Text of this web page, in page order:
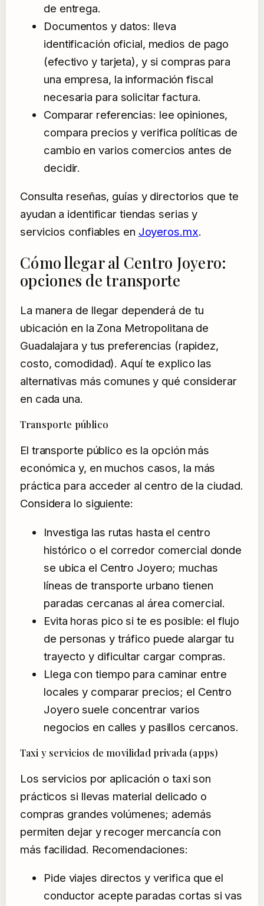
de entrega.
Documentos y datos: lleva
identificación oficial, medios de pago
(efectivo y tarjeta), y si compras para
una empresa, la información fiscal
necesaria para solicitar factura.
Comparar referencias: lee opiniones,
compara precios y verifica políticas de
cambio en varios comercios antes de
decidir.
Consulta reseñas, guías y directorios que te
ayudan a identificar tiendas serias y
servicios confiables en Joyeros.mx.
Cómo llegar al Centro Joyero:
opciones de transporte
La manera de llegar dependerá de tu
ubicación en la Zona Metropolitana de
Guadalajara y tus preferencias (rapidez,
costo, comodidad). Aquí te explico las
alternativas más comunes y qué considerar
en cada una.
Transporte público
El transporte público es la opción más
económica y, en muchos casos, la más
práctica para acceder al centro de la ciudad.
Considera lo siguiente:
Investiga las rutas hasta el centro
histórico o el corredor comercial donde
se ubica el Centro Joyero; muchas
líneas de transporte urbano tienen
paradas cercanas al área comercial.
Evita horas pico si te es posible: el flujo
de personas y tráfico puede alargar tu
trayecto y dificultar cargar compras.
Llega con tiempo para caminar entre
locales y comparar precios; el Centro
Joyero suele concentrar varios
negocios en calles y pasillos cercanos.
Taxi y servicios de movilidad privada (apps)
Los servicios por aplicación o taxi son
prácticos si llevas material delicado o
compras grandes volúmenes; además
permiten dejar y recoger mercancía con
más facilidad. Recomendaciones:
Pide viajes directos y verifica que el
conductor acepte paradas cortas si vas